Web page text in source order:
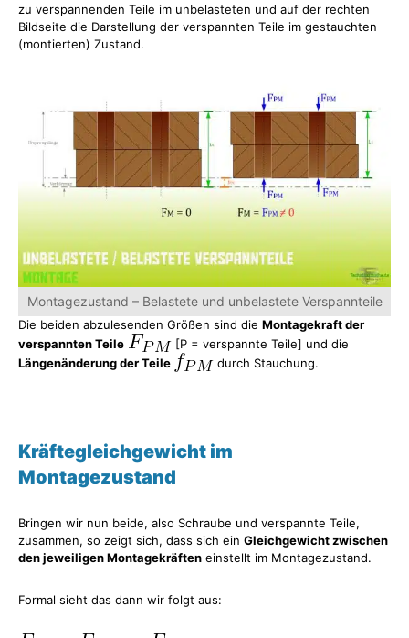
zu verspannenden Teile im unbelasteten und auf der rechten
Bildseite die Darstellung der verspannten Teile im gestauchten
(montierten) Zustand.
Montagezustand – Belastete und unbelastete Verspannteile
Die beiden abzulesenden Größen sind die Montagekraft der
verspannten Teile
[P = verspannte Teile] und die
Längenänderung der Teile
durch Stauchung.
Kräftegleichgewicht im
Montagezustand
Bringen wir nun beide, also Schraube und verspannte Teile,
zusammen, so zeigt sich, dass sich ein Gleichgewicht zwischen
den jeweiligen Montagekräften einstellt im Montagezustand.
Formal sieht das dann wir folgt aus: